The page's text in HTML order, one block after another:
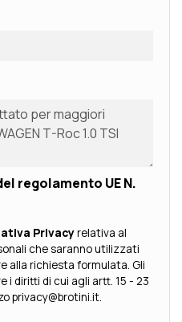
regolamento UE N.
Privacyrelativa al
che saranno utilizzati
alla richiesta formulata. Gli
i diritti di cui agli artt. 15 - 23
privacy@brotini.it.